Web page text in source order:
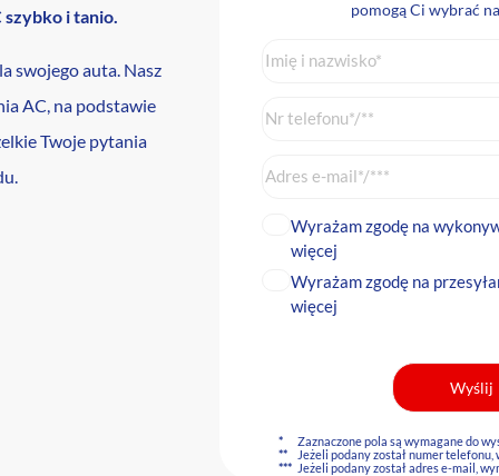
i tanio.
swojego auta. Nasz
AC, na podstawie
Twoje pytania
pomogą Ci wybrać
Wyrażam zgodę na
więcej
Wyrażam zgodę na
więcej
*
Zaznaczone pola są wymagane do
**
Jeżeli podany został numer telefonu,
*** Jeżeli podany został adres e-mail,